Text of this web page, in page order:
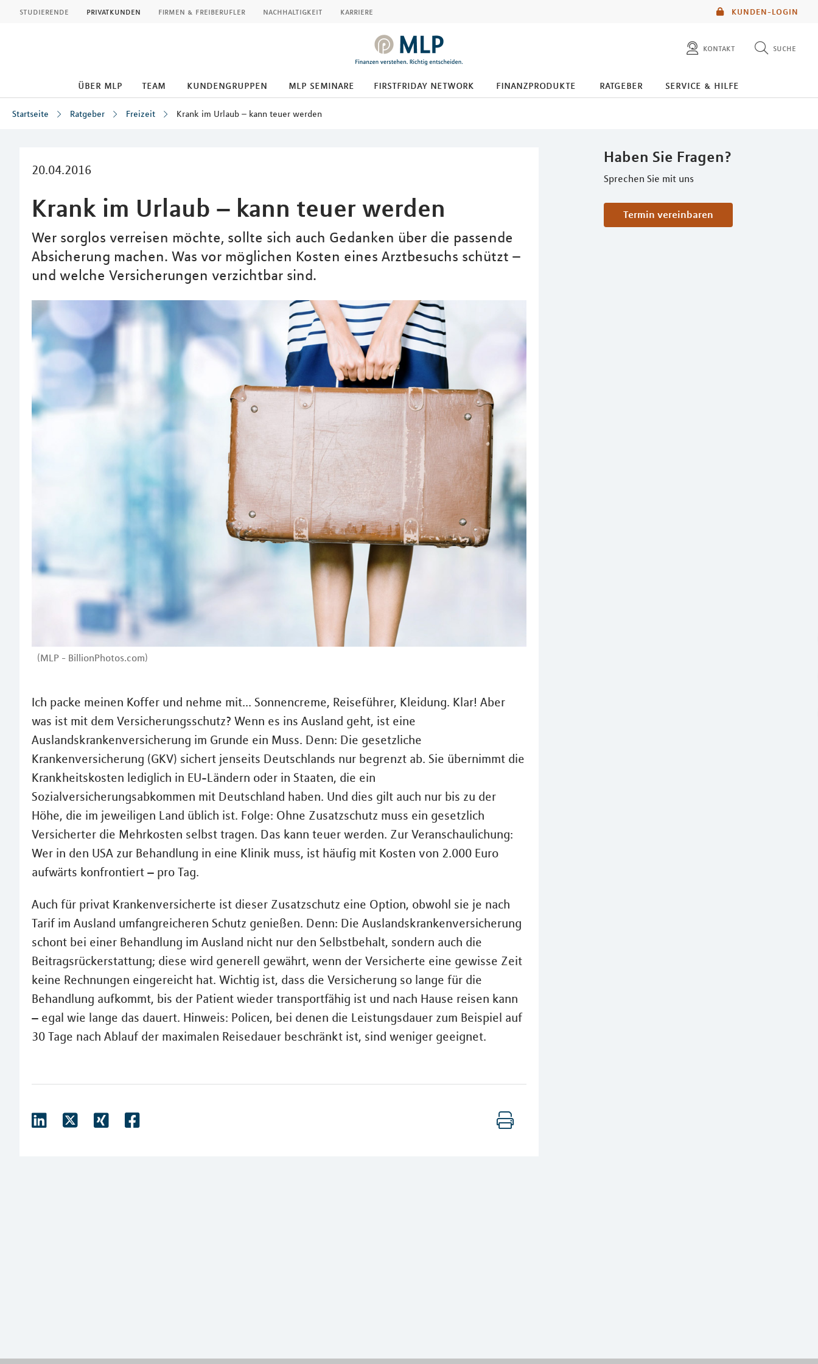
KUNDEN-LOGIN
studierende privatkunden firmen & freiberufler nachhaltigkeit karriere
kontakt suche
diese website durchsuchen
über mlp team kundengruppen mlp seminare firstfriday network finanzprodukte ratgeber service & hilfe
Startseite Ratgeber Freizeit Krank im Urlaub – kann teuer werden
20.04.2016
Krank im Urlaub – kann teuer werden
Wer sorglos verreisen möchte, sollte sich auch Gedanken über die passende
Absicherung machen. Was vor möglichen Kosten eines Arztbesuchs schützt –
und welche Versicherungen verzichtbar sind.
(MLP - BillionPhotos.com)
Haben Sie Fragen?
Sprechen Sie mit uns
Termin vereinbaren
Ich packe meinen Koffer und nehme mit... Sonnencreme, Reiseführer, Kleidung. Klar! Aber
was ist mit dem Versicherungsschutz? Wenn es ins Ausland geht, ist eine
Auslandskrankenversicherung im Grunde ein Muss. Denn: Die gesetzliche
Krankenversicherung (GKV) sichert jenseits Deutschlands nur begrenzt ab. Sie übernimmt die
Krankheitskosten lediglich in EU-Ländern oder in Staaten, die ein
Sozialversicherungsabkommen mit Deutschland haben. Und dies gilt auch nur bis zu der
Höhe, die im jeweiligen Land üblich ist. Folge: Ohne Zusatzschutz muss ein gesetzlich
Versicherter die Mehrkosten selbst tragen. Das kann teuer werden. Zur Veranschaulichung:
Wer in den USA zur Behandlung in eine Klinik muss, ist häufig mit Kosten von 2.000 Euro
aufwärts konfrontiert – pro Tag.
Auch für privat Krankenversicherte ist dieser Zusatzschutz eine Option, obwohl sie je nach
Tarif im Ausland umfangreicheren Schutz genießen. Denn: Die Auslandskrankenversicherung
schont bei einer Behandlung im Ausland nicht nur den Selbstbehalt, sondern auch die
Beitragsrückerstattung; diese wird generell gewährt, wenn der Versicherte eine gewisse Zeit
keine Rechnungen eingereicht hat. Wichtig ist, dass die Versicherung so lange für die
Behandlung aufkommt, bis der Patient wieder transportfähig ist und nach Hause reisen kann
– egal wie lange das dauert. Hinweis: Policen, bei denen die Leistungsdauer zum Beispiel auf
30 Tage nach Ablauf der maximalen Reisedauer beschränkt ist, sind weniger geeignet.